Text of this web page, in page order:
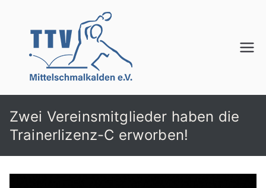
Zwei Vereinsmitglieder haben die
Trainerlizenz-C erworben!